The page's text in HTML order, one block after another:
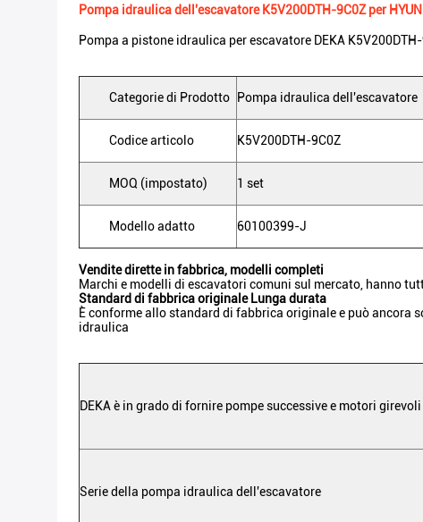
Pompa idraulica dell'escavatore K5V200DTH-9C0Z per
Pompa a pistone idraulica per escavatore DEKA
Categorie di Prodotto Pompa idraulica dell'escavatore
Codice articolo K5V200DTH-9C0Z
MOQ (impostato) 1 set
Modello adatto 60100399-J
Vendite dirette in fabbrica, modelli completi
Marchi e modelli di escavatori comuni sul mercato, hanno
Standard di fabbrica originale Lunga durata
È conforme allo standard di fabbrica originale e può ancora
idraulica
DEKA è in grado di fornire pompe successive e motori
Serie della pompa idraulica dell'escavatore